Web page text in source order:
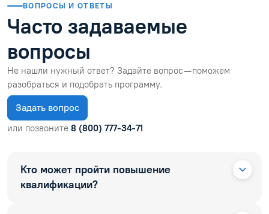
ВОПРОСЫ И ОТВЕТЫ
Часто задаваемые
вопросы
Не нашли нужный ответ? Задайте вопрос — поможем
разобраться и подобрать программу.
Задать вопрос
или позвоните 8 (800) 777-34-71
Кто может пройти повышение
квалификации?